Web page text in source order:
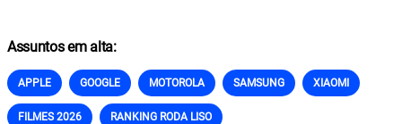
Assuntos em alta:
APPLE GOOGLE MOTOROLA SAMSUNG XIAOMI
FILMES 2026 RANKING RODA LISO